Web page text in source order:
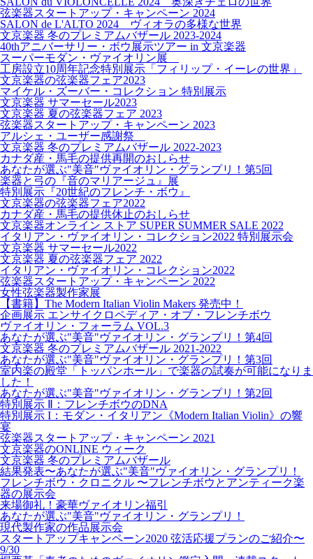
弦楽器スタートアップ・キャンペーン 2024
SALON de L'ALTO 2024 ヴィオラの多様な世界
文京楽器 冬のプレミアムバザール 2023-2024
40thアニバーサリー・ボウ展示ツアー in 文京楽器
スーパーモダン・ヴァイオリン展
工房設立10周年記念特別展示「フィリップ・イーレの世界」
文京楽器の弦楽器フェア2023
マイケル・ズーバー・コレクション 特別展示
文京楽器 サマーセール2023
文京楽器 夏の弦楽器フェア 2023
弦楽器スタートアップ・キャンペーン 2023
アルシェ・ユーザー感謝祭
文京楽器 冬のプレミアムバザール 2022-2023
カナダ産・馬毛の提供再開のおしらせ
あなたが選ぶ"美音"ヴァイオリン・グランプリ！第5回
楽器と弓の『音のマリアージュ』展
特別展示『20世紀のフレンチ・ボウ』
文京楽器の弦楽器フェア2022
カナダ産・馬毛の提供休止のおしらせ
文京楽器オンライン ストア SUPER SUMMER SALE 2022
イタリアン・ヴァイオリン・コレクション2022 特別展示会
文京楽器 サマーセール2022
文京楽器 夏の弦楽器フェア 2022
イタリアン・ヴァイオリン・コレクション2022
弦楽器スタートアップ・キャンペーン 2022
女性弦楽器製作家展
【書籍】The Modern Italian Violin Makers 発売中！
企画展示 エンサイクロペディア・オブ・フレンチボウ
ヴァイオリン・フォーラム VOL.3
あなたが選ぶ"美音"ヴァイオリン・グランプリ！第4回
文京楽器 冬のプレミアムバザール 2021-2022
あなたが選ぶ"美音"ヴァイオリン・グランプリ！第3回
室内楽の殿堂「トッパンホール」で楽器の試奏が可能になりま
した！
あなたが選ぶ"美音"ヴァイオリン・グランプリ！第2回
特別展示 Ⅱ：フレンチボウのDNA
特別展示 I：モダン・イタリアン《Modern Italian Violin》の響
宴
弦楽器スタートアップ・キャンペーン 2021
文京楽器のONLINE ウィーク
文京楽器 冬のプレミアムバザール
結果発表〜あなたが選ぶ"美音"ヴァイオリン・グランプリ！
フレンチボウ・クロニクル 〜フレンチボウとアンティーク楽
器の展示会
来場御礼！豪華ヴァイオリン福引
あなたが選ぶ"美音"ヴァイオリン・グランプリ！
現代製作家の作品展示会
スタートアップキャンペーン2020 弦活応援プランのご紹介〜
9/30